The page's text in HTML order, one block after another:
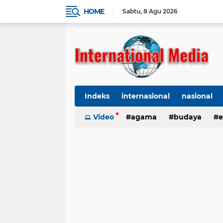
HOME Sabtu 8 Agu 2026
Indeks internasional nasional
Ekbis TNI-Polri Organisasi
Video agama budaya